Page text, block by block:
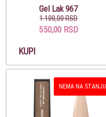
Gel Lak 967
1.100,00 RSD
550,00 RSD
KUPI
NEMA NA STANJU